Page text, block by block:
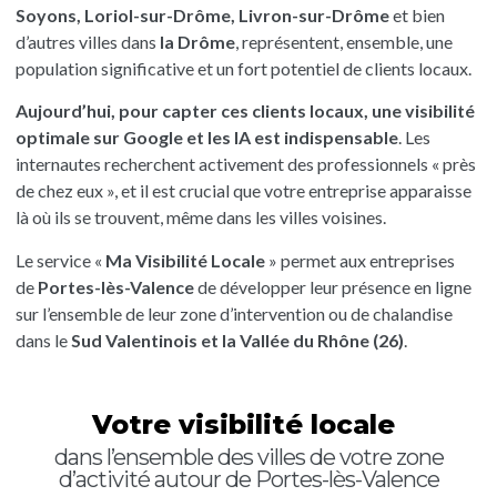
Soyons, Loriol-sur-Drôme, Livron-sur-Drômeet bien
d’autres villes dans la Drôme, représentent, ensemble, une
population significative et un fort potentiel de clients locaux.
Aujourd’hui, pour capter ces clients locaux, une visibilité
optimale sur Google et les IA est indispensable. Les
internautes recherchent activement des professionnels « près
de chez eux », et il est crucial que votre entreprise apparaisse
là où ils se trouvent, même dans les villes voisines.
Le service « Ma Visibilité Locale» permet aux entreprises
de Portes-lès-Valencede développer leur présence en ligne
sur l’ensemble de leur zone d’intervention ou de chalandise
dans le Sud Valentinois et la Vallée du Rhône (26)
Votre visibilité locale
dans l’ensemble des villes de votre zone
d’activité autour de Portes-lès-Valence